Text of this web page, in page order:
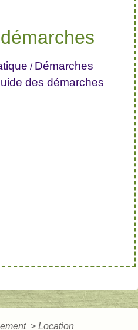
/ Démarches
des démarches
> Location